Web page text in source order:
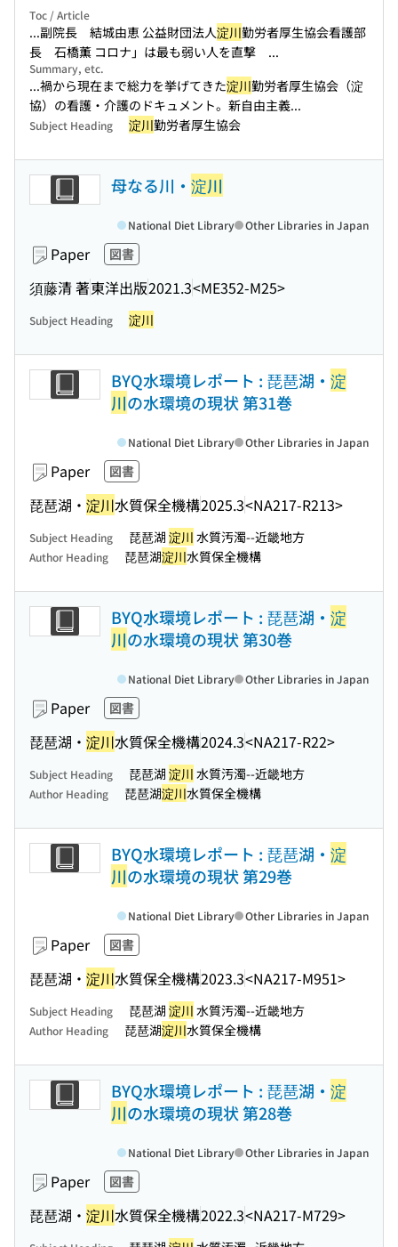
Toc / Article
...副院長 結城由恵 公益財団法人淀川勤労者厚生協会看護部
長 石橋薫 コロナ」は最も弱い人を直撃 ...
Summary, etc.
...禍から現在まで総力を挙げてきた淀川勤労者厚生協会（淀
協）の看護・介護のドキュメント。新自由主義...
Subject Heading 淀川勤労者厚生協会
母なる川・ 淀川
Paper 図書
須藤清 著東洋出版2021.3<ME352-M25>
National Diet Library Other Libraries in Japan
Subject Heading 淀川
BYQ水環境レポート : 琵琶湖・ 淀
川の水環境の現状 第31巻
Paper 図書
琵琶湖・ 淀川水質保全機構2025.3<NA217-R213>
National Diet Library Other Libraries in Japan
Subject Heading 琵琶湖 淀川 水質汚濁--近畿地方
Author Heading 琵琶湖淀川水質保全機構
BYQ水環境レポート : 琵琶湖・ 淀
川の水環境の現状 第30巻
Paper 図書
琵琶湖・ 淀川水質保全機構2024.3<NA217-R22>
National Diet Library Other Libraries in Japan
Subject Heading 琵琶湖 淀川 水質汚濁--近畿地方
Author Heading 琵琶湖淀川水質保全機構
BYQ水環境レポート : 琵琶湖・ 淀
川の水環境の現状 第29巻
Paper 図書
琵琶湖・ 淀川水質保全機構2023.3<NA217-M951>
National Diet Library Other Libraries in Japan
Subject Heading 琵琶湖 淀川 水質汚濁--近畿地方
Author Heading 琵琶湖淀川水質保全機構
BYQ水環境レポート : 琵琶湖・ 淀
川の水環境の現状 第28巻
Paper 図書
琵琶湖・ 淀川水質保全機構2022.3<NA217-M729>
National Diet Library Other Libraries in Japan